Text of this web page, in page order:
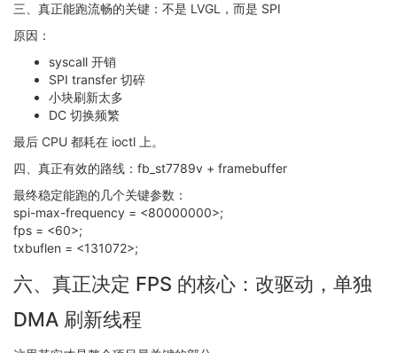
三、真正能跑流畅的关键：不是 LVGL，而是 SPI
原因：
syscall 开销
SPI transfer 切碎
小块刷新太多
DC 切换频繁
最后 CPU 都耗在 ioctl 上。
四、真正有效的路线：fb_st7789v + framebuffer
最终稳定能跑的几个关键参数：
spi-max-frequency = <80000000>;
fps = <60>;
txbuflen = <131072>;
六、真正决定 FPS 的核心：改驱动，单独
DMA 刷新线程